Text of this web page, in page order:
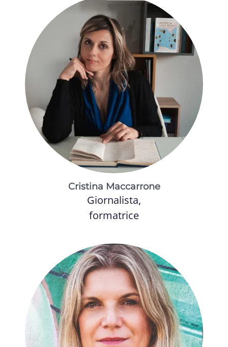
Cristina Maccarrone
Giornalista,
formatrice